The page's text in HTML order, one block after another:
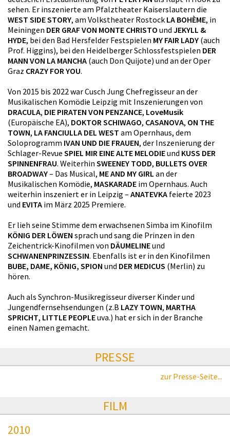
sehen. Er inszenierte am Pfalztheater Kaiserslautern die
WEST SIDE STORY, am Volkstheater Rostock LA BOHÈME, in
Meiningen DER GRAF VON MONTE CHRISTO und JEKYLL &
HYDE, bei den Bad Hersfelder Festspielen MY FAIR LADY (auch
Prof. Higgins), bei den Heidelberger Schlossfestspielen DER
MANN VON LA MANCHA (auch Don Quijote) und an der Oper
Graz CRAZY FOR YOU.
Von 2015 bis 2022 war Cusch Jung Chefregisseur an der
Musikalischen Komödie Leipzig mit Inszenierungen von
DRACULA, DIE PIRATEN VON PENZANCE, LoveMusik
(Europäische EA), DOKTOR SCHIWAGO, CASANOVA, ON THE
TOWN, LA FANCIULLA DEL WEST am Opernhaus, dem
Soloprogramm IVAN UND DIE FRAUEN, der Inszenierung der
Schlager-Revue SPIEL MIR EINE ALTE MELODIEund KUSS DER
SPINNENFRAU. Weiterhin SWEENEY TODD, BULLETS OVER
BROADWAY– Das Musical, ME AND MY GIRL an der
Musikalischen Komödie, MASKARADE im Opernhaus. Auch
weiterhin inszeniert er in Leipzig – ANATEVKA feierte 2023
und EVITA im März 2025 Premiere.
Er lieh seine Stimme dem erwachsenen Simba im Kinofilm
KÖNIG DER LÖWEN sprach und sang die Prinzen in den
Zeichentrick-Kinofilmen von DÄUMELINEund
SCHWANENPRINZESSIN. Ebenfalls ist er in den Kinofilmen
BUBE, DAME, KÖNIG, SPION und DER MEDICUS (Merlin) zu
hören.
Auch als Synchron-Musikregisseur diverser Kinder und
Jungendfernsehsendungen (z.B LAZY TOWN, MARTHA
SPRICHT, LITTLE PEOPLEuva.) hat er sich in der Branche
einen Namen gemacht.
PRESSE
zur Presse-Seite...
FILM
2010